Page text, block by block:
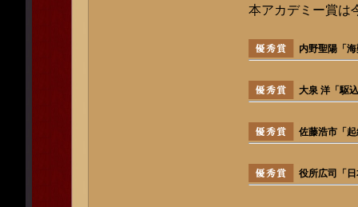
本アカデミー賞は
内野聖陽「
大泉 洋「駆
佐藤浩市「
役所広司「